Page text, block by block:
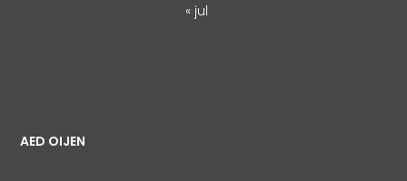
« jul
AED OIJEN